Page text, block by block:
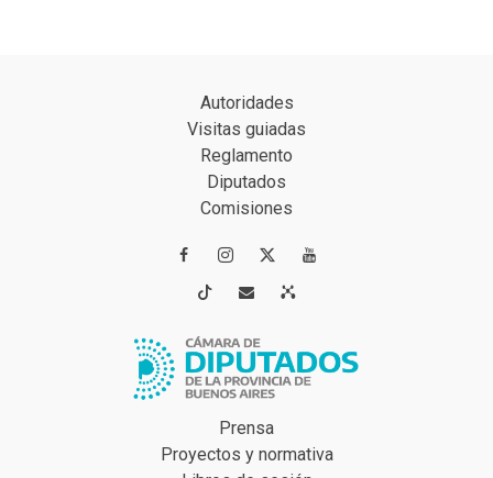
Autoridades
Visitas guiadas
Reglamento
Diputados
Comisiones
 
 
Prensa
Proyectos y normativa